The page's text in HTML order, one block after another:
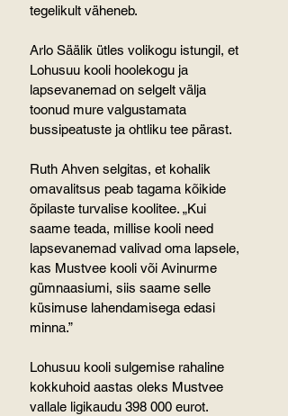
tegelikult väheneb.
Arlo Säälik ütles volikogu istungil, et
Lohusuu kooli hoolekogu ja
lapsevanemad on selgelt välja
toonud mure valgustamata
bussipeatuste ja ohtliku tee pärast.
Ruth Ahven selgitas, et kohalik
omavalitsus peab tagama kõikide
õpilaste turvalise koolitee. „Kui
saame teada, millise kooli need
lapsevanemad valivad oma lapsele,
kas Mustvee kooli või Avinurme
gümnaasiumi, siis saame selle
küsimuse lahendamisega edasi
minna.”
Lohusuu kooli sulgemise rahaline
kokkuhoid aastas oleks Mustvee
vallale ligikaudu 398 000 eurot.